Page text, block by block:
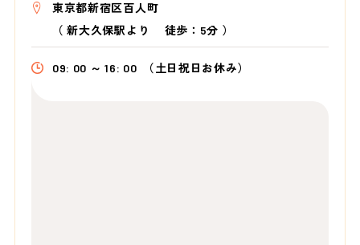
東京都新宿区百人町
（新大久保駅より 徒歩：5分 ）
09: 00 ～ 16: 00 （土日祝日お休み）